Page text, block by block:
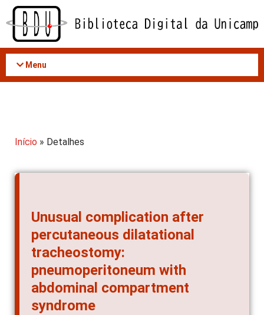
Acessar
conteúdo
Menu
Início » Detalhes
Unusual complication after
percutaneous dilatational
tracheostomy:
pneumoperitoneum with
abdominal compartment
syndrome